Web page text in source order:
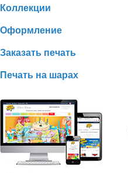
Коллекции
Оформление
Заказать печать
Печать на шарах